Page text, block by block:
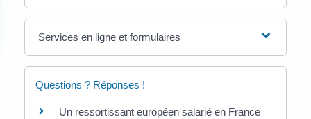
Services en ligne et formulaires
Questions ? Réponses !
Un ressortissant européen salarié en France